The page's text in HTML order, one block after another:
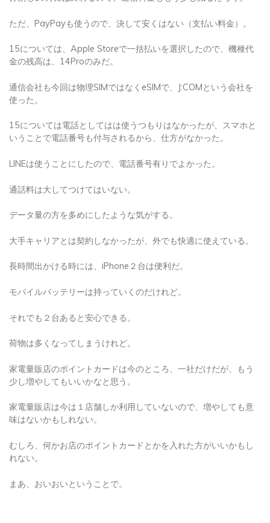
ただ、PayPayも使うので、決して安くはない（支払い料金）。
15については、Apple Storeで一括払いを選択したので、機種代
金の残高は、14Proのみだ。
通信会社も今回は物理SIMではなくeSIMで、J:COMという会社を
使った。
15については電話としてはは使うつもりはなかったが、スマホと
いうことで電話番号も付与されるから、仕方がなかった。
LINEは使うことにしたので、電話番号有りでよかった。
通話料は大してつけてはいない。
データ量の方を多めにしたような気がする。
大手キャリアとは契約しなかったが、外でも快適に使えている。
長時間出かける時には、iPhone２台は便利だ。
モバイルバッテリーは持っていくのだけれど。
それでも２台あると安心できる。
荷物は多くなってしまうけれど。
家電量販店のポイントカードは今のところ、一社だけだが、もう
少し増やしてもいいかなと思う。
家電量販店は今は１店舗しか利用していないので、増やしても意
味はないかもしれない。
むしろ、何かお店のポイントカードとかを入れた方がいいかもし
れない。
まあ、おいおいということで。